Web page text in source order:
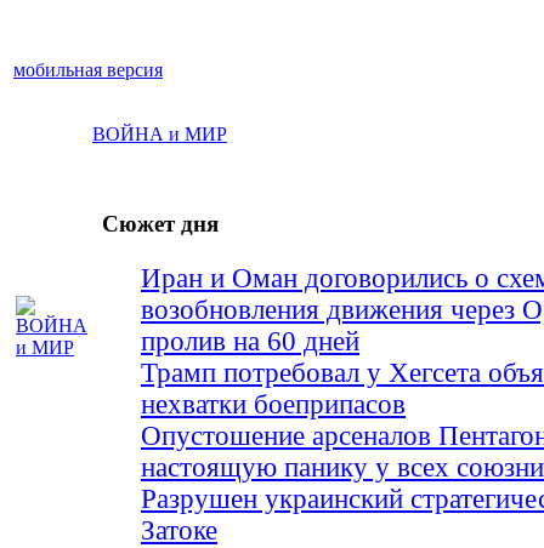
мобильная версия
ВОЙНА и МИР
Сюжет дня
Иран и Оман договорились о
возобновления движения через
пролив на 60 дней
Трамп потребовал у Хегсета
нехватки боеприпасов
Опустошение арсеналов
настоящую панику у всех
Разрушен украинский
Затоке